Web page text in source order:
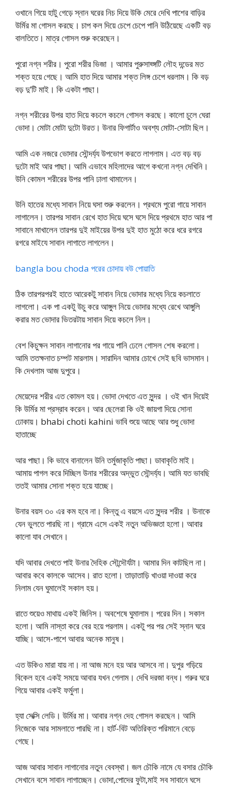
ওখানে গিয়ে হাটু গেড়ে স্নান ঘরের নিচ দিয়ে উকি মেরে দেখি পাশের বাড়ির
উর্মির মা গোসল করছে। চাপ কল দিয়ে চেপে চেপে পানি উঠিয়েছে একটি বড়
বালতিতে। মাত্র গোসল শুরু করেছেন।
পুরো নগ্ন শরীর। পুরো শরীর ভিজা । আমার পুরুসাহ্ঙ্গটি লৌহ দন্ডের মত
শক্ত হয়ে গেছে। আমি হাত দিয়ে আমার শক্ত লিঙ্গ চেপে ধরলাম। কি বড়
বড় দু’টি মাই। কি একটা পাছা।
নগ্ন শরীরের উপর হাত দিয়ে কচলে কচলে গোসল করছে। কালো চুলে ঘেরা
ভোদা। মোটা মোটা দুটো উরত। উনার ফিগার্টাও অবশ্য মোটা-সোটা ছিল।
আমি এক নজরে ভোদার সৌন্দর্য্য উপভোগ করতে লাগলাম। এত বড় বড়
দুটো মাই আর পাছা। আমি এভাবে মহিলাদের আগে কখনো নগ্ন দেখিনি।
উনি কোমল শরীরের উপর পানি ঢালা থামালেন।
উনি হাতের মধ্যে সাবান নিয়ে ঘসা শুরু করলেন। প্রথমে পুরো গায়ে সাবান
লাগালেন। তারপর সাবান রেখে হাত দিয়ে ঘসে ঘসে দিয়ে প্রথমে হাত আর পা
সাবানে মাখালেন তারপর দুই মাইয়ের উপর দুই হাত মুঠো করে ধরে রগরে
রগরে মাইযে সাবান লাগাতে লাগলেন।
bangla bou choda পরের চোদায় বউ পোয়াতি
ঠিক তারপরপরই হাতে আরেকটু সাবান নিয়ে ভোদার মধ্যে নিয়ে কচলাতে
লাগলো। এক পা একটু উচু করে আঙ্গুল নিয়ে ভোদার মধ্যে রেখে আঙ্গুলি
করার মত ভোদার ভিতরটায় সাবান দিয়ে কচলে নিল।
বেশ কিচুক্ষন সাবান লাগানোর পর গায়ে পানি ঢেলে গোসল শেষ করলো।
আমি ততক্ষনাত চম্পট মারলাম। সারাদিন আমার চোখে সেই ছবি ভাসমান।
কি দেখলাম আজ দুপুরে।
মেয়েদের শরীর এত কোমল হয়। ভোদা দেখতে এত সুন্দর । ওই খান দিয়েই
কি উর্মির মা প্রস্রাব করেন। আর ছেলেরা কি ওই জায়গা দিয়ে সোনা
ঢোকায়। bhabi choti kahini ভাবি শুয়ে আছে আর শুধু ভোদা
হাতাচ্ছে
আর পাছা। কি ভাবে বানালেন উনি তর্মুজাকৃতি পাছা। ডাবাকৃতি মাই।
আমায় পাগল করে দিচ্ছিল উনার শরীরের অদ্ভুত সৌন্দর্য্য। আমি যত ভাবছি
ততই আমার সোনা শক্ত হয়ে যাচ্ছে।
উনার বয়স ৩০ এর কম হবে না। কিন্তু এ বয়সে এত সুন্দর শরীর । উনাকে
যেন ভুলতে পারছি না। গ্রামে এসে একই নতুন অভিজ্ঞতা হলো। আবার
কালো যাব সেখানে।
যদি আবার দেখতে পাই উনার দৈহিক সৌন্দৌর্যটা। আমার দিন কাটছিল না।
আবার কবে কালকে আসেব। রাত হলো। তাড়াতাড়ি খাওয়া দাওয়া করে
নিলাম যেন ঘুমালেই সকাল হয়।
রাতে শুয়েও মাথায় একই জিনিস। অবশেষে ঘুমালাম। পরের দিন। সকাল
হলো। আমি নাস্তা করে বের হয়ে পরলাম। একটু পর পর সেই স্নান ঘরে
যাচ্ছি। আসে-পাশে আবার অনেক মানুষ।
এত উকিও মারা যায় না। না আজ মনে হয় আর আসবে না। দুপুর গড়িয়ে
বিকেল হবে একই সময়ে আবার যখন গেলাম। দেখি দরজা বন্ধ। গরুর ঘরে
গিয়ে আবার একই ফর্মুলা।
হ্যা সেক্সি লেডি। উর্মির মা। আবার নগ্ন দেহ গোসল করছেন। আমি
নিজেকে আর সামলাতে পারছি না। হার্ট-বিট অতিরিক্ত পরিমানে বেড়ে
গেছে।
আজ আবার সাবান লাগানোর নতুন বেবস্থা। জল চৌকি নামে যে বসার চৌকি
সেখানে বসে সাবান লাগাচ্ছেন। ভোদা,পোদের ফুটা,মাই সব সাবানে ঘসে